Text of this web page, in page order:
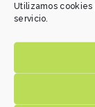
Utilizamos cookies
servicio.